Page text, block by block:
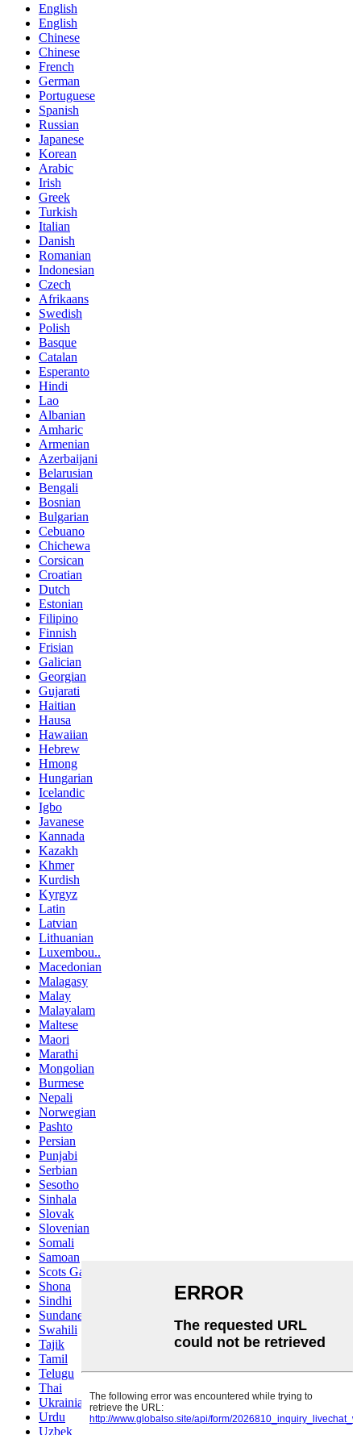
English
English
Chinese
Chinese
French
German
Portuguese
Spanish
Russian
Japanese
Korean
Arabic
Irish
Greek
Turkish
Italian
Danish
Romanian
Indonesian
Czech
Afrikaans
Swedish
Polish
Basque
Catalan
Esperanto
Hindi
Lao
Albanian
Amharic
Armenian
Azerbaijani
Belarusian
Bengali
Bosnian
Bulgarian
Cebuano
Chichewa
Corsican
Croatian
Dutch
Estonian
Filipino
Finnish
Frisian
Galician
Georgian
Gujarati
Haitian
Hausa
Hawaiian
Hebrew
Hmong
Hungarian
Icelandic
Igbo
Javanese
Kannada
Kazakh
Khmer
Kurdish
Kyrgyz
Latin
Latvian
Lithuanian
Luxembou..
Macedonian
Malagasy
Malay
Malayalam
Maltese
Maori
Marathi
Mongolian
Burmese
Nepali
Norwegian
Pashto
Persian
Punjabi
Serbian
Sesotho
Sinhala
Slovak
Slovenian
Somali
Samoan
Scots Gaelic
Shona
Sindhi
Sundanese
Swahili
Tajik
Tamil
Telugu
Thai
Ukrainian
Urdu
Uzbek